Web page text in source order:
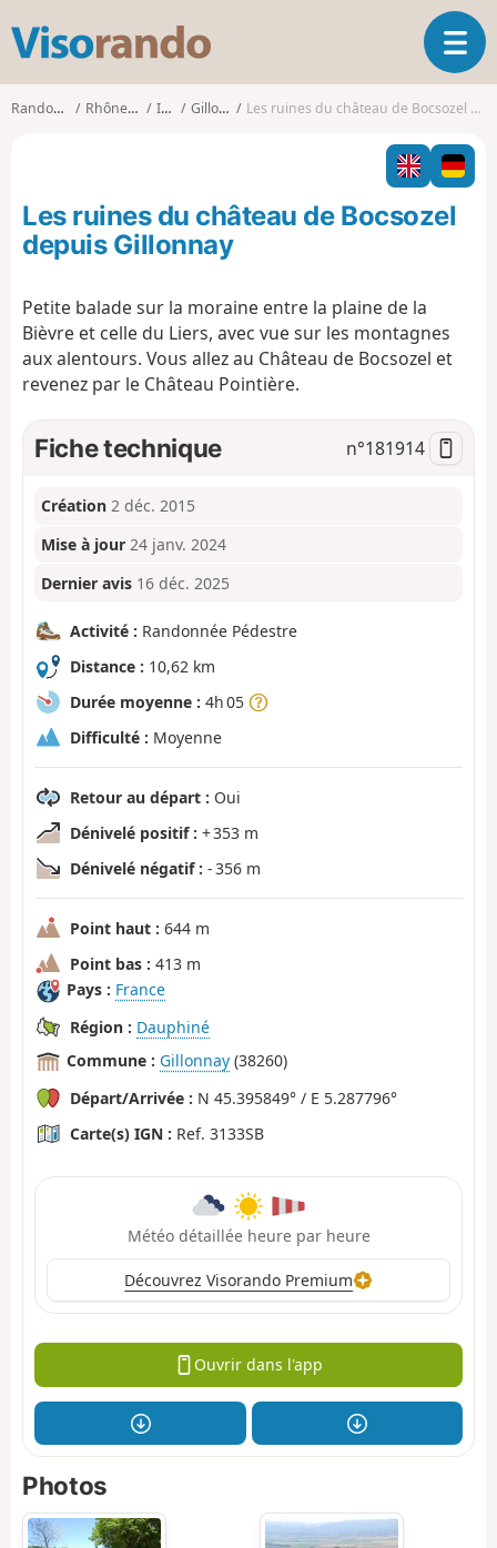
s
o
o
O
u
i
r
l
o
Randonnées Rhône-Alpes Isère Gillonnay Les ruines du château de Bocsozel depuis Gillonnay
Les ruines du château de Bocsozel
depuis Gillonnay
Petite balade sur la moraine entre la plaine de la
Bièvre et celle du Liers, avec vue sur les montagnes
aux alentours. Vous allez au Château de Bocsozel et
revenez par le Château Pointière.
Fiche technique n°181914
Création 2 déc. 2015
Mise à jour 24 janv. 2024
Dernier avis 16 déc. 2025
Activité : Randonnée Pédestre
Distance : 10,62 km
Durée moyenne : 4h 05
Difficulté : Moyenne
Retour au départ : Oui
Dénivelé positif : + 353 m
Dénivelé négatif : - 356 m
Point haut : 644 m
Point bas : 413 m
Pays : France
Région : Dauphiné
Commune : Gillonnay (38260)
Départ/Arrivée : N 45.395849° / E 5.287796°
Carte(s) IGN : Ref. 3133SB
Météo détaillée heure par heure
Découvrez Visorando Premium
Ouvrir dans l'app
Photos